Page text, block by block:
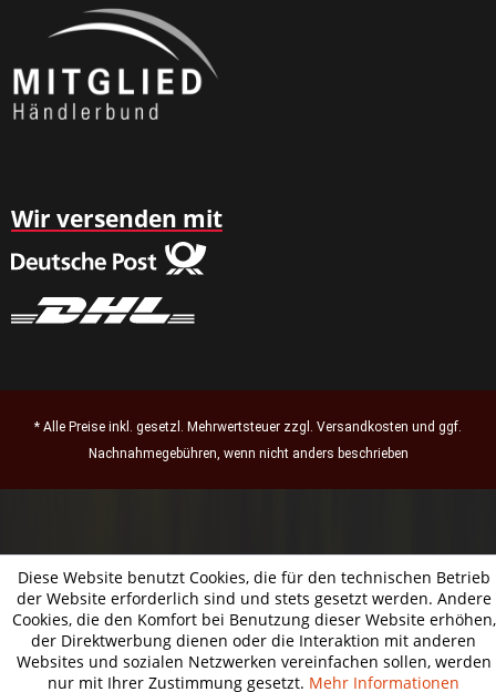
Wir versenden mit
* Alle Preise inkl. gesetzl. Mehrwertsteuer zzgl. Versandkosten und ggf.
Nachnahmegebühren, wenn nicht anders beschrieben
Diese Website benutzt Cookies, die für den technischen Betrieb
der Website erforderlich sind und stets gesetzt werden. Andere
Cookies, die den Komfort bei Benutzung dieser Website erhöhen,
der Direktwerbung dienen oder die Interaktion mit anderen
Websites und sozialen Netzwerken vereinfachen sollen, werden
nur mit Ihrer Zustimmung gesetzt. Mehr Informationen